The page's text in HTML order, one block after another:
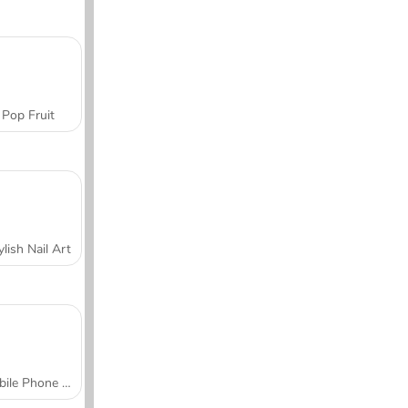
Pop Fruit
Nail Art
Mobile Phone Case Design & DIY